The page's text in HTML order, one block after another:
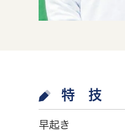
特 技
早起き